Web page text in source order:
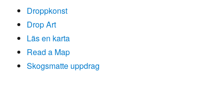
Droppkonst
Drop Art
Läs en karta
Read a Map
Skogsmatte uppdrag